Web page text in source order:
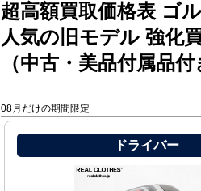
超高額買取価格表 ゴ
人気の旧モデル 強化
（中古・美品付属品
08月だけの期間限定
ドライバー